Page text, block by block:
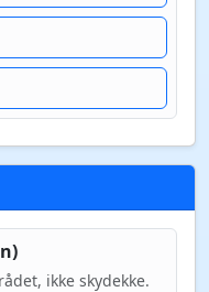
ikke skydekke.